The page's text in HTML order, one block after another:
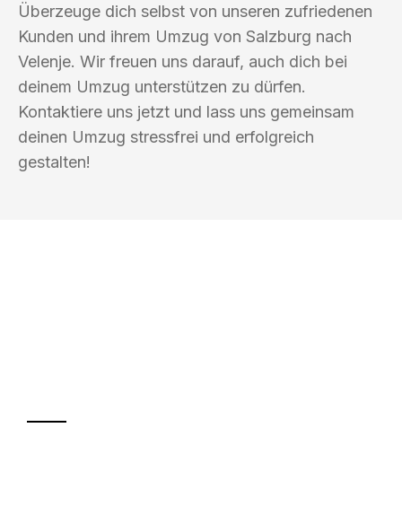
Überzeuge dich selbst von unseren zufriedenen
Kunden und ihrem Umzug von Salzburg nach
Velenje. Wir freuen uns darauf, auch dich bei
deinem Umzug unterstützen zu dürfen.
Kontaktiere uns jetzt und lass uns gemeinsam
deinen Umzug stressfrei und erfolgreich
gestalten!